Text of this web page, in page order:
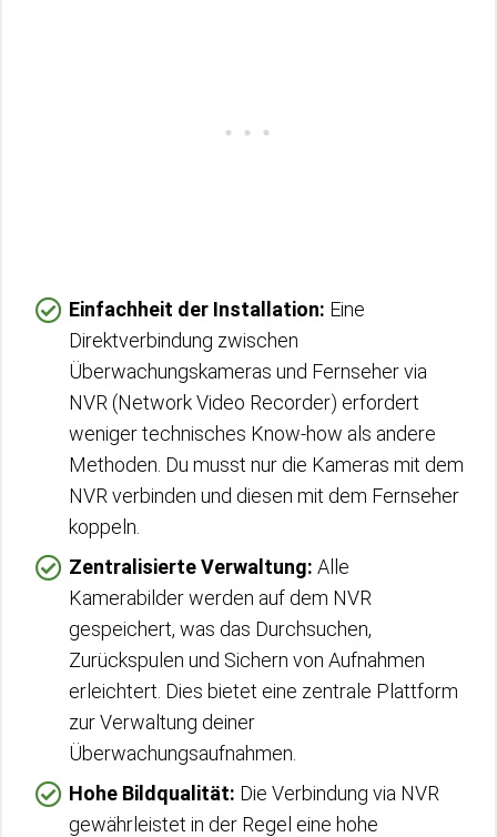
Einfachheit der Installation: Eine
Direktverbindung zwischen
Überwachungskameras und Fernseher via
NVR (Network Video Recorder) erfordert
weniger technisches Know-how als andere
Methoden. Du musst nur die Kameras mit dem
NVR verbinden und diesen mit dem Fernseher
koppeln.
Zentralisierte Verwaltung: Alle
Kamerabilder werden auf dem NVR
gespeichert, was das Durchsuchen,
Zurückspulen und Sichern von Aufnahmen
erleichtert. Dies bietet eine zentrale Plattform
zur Verwaltung deiner
Überwachungsaufnahmen.
Hohe Bildqualität: Die Verbindung via NVR
gewährleistet in der Regel eine hohe